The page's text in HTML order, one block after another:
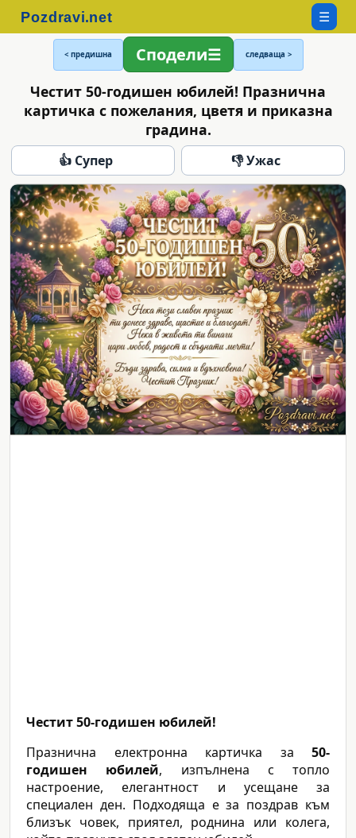
☰
< предишна Сподели следваща >
Честит 50-годишен юбилей! Празнична
картичка с пожелания, цветя и приказна
градина.
👍 Супер 👎 Ужас
Честит 50-годишен юбилей!
Празнична електронна картичка за 50-
годишен юбилей, изпълнена с топло
настроение, елегантност и усещане за
специален ден. Подходяща е за поздрав към
близък човек, приятел, роднина или колега,